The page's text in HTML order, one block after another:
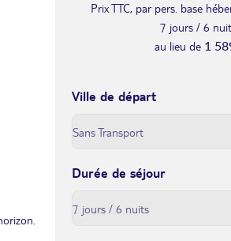
Prix TTC, par pers. base
7 jours / 6
au lieu de 1
Ville de départ
Durée de séjour